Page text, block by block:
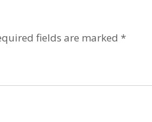
fields are marked *